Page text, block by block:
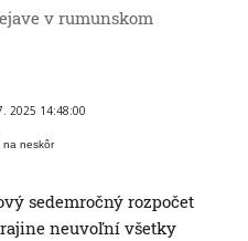
v rumunskom
2025 14:48:00
na neskôr
sedemročný rozpočet
neuvoľní všetky